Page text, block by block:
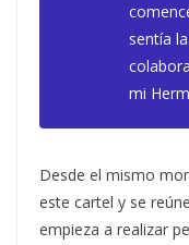
sentía
mi
Desde el mismo
este cartel y se
empieza a realizar